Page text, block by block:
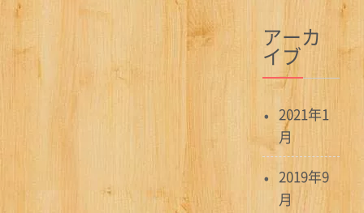
アーカ
イブ
2021年1
月
2019年9
月